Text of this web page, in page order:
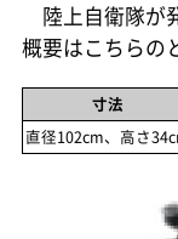
陸上自衛隊が
概要はこちらの
寸法
直径102cm、高さ